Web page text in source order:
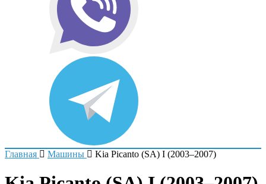
Главная Машины Kia Picanto (SA) I (2003–2007)